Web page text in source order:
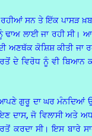
ਸਨ ਤੇ ਇੱਕ ਪਾਸੜ
ਢਾਅ ਲਾਈ ਜਾ ਰਹੀ
ਅਣਥੱਕ ਕੋਸ਼ਿਸ਼ ਕੀਤੀ
ਦੇ ਵਿਰੋਧ ਨੂੰ ਵੀ ਬਿਆਨ
ਗੁਰੂ ਦਾ ਘਰ ਮੰਨਦਿਆਂ
ਦਾਸ, ਜੋ ਵਿਲਾਸੀ ਅਤੇ
ਸੀ। ਇਸ ਬਾਰੇ